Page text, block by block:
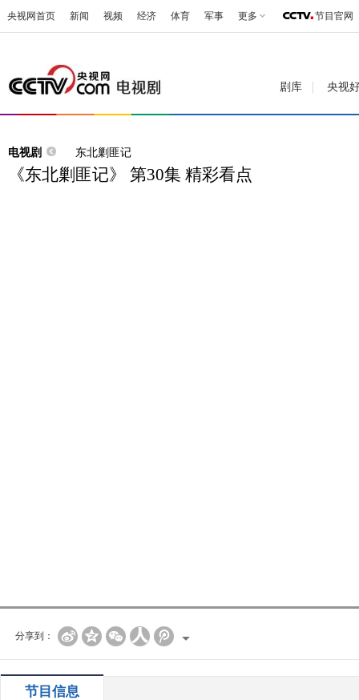
央视网首页 新闻 视频 经济 体育 军事 更多 节目官网
剧库 央视
电视剧 东北剿匪记
《东北剿匪记》 第30集 精彩看点
分享到：
节目信息